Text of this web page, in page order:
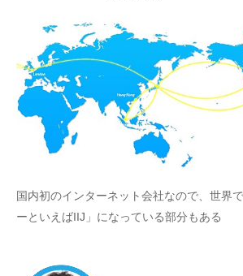
国内初のインターネット会社なので、世界
ーといえばIIJ」になっている部分もある